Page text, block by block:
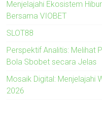
Menjelajahi Ekosistem
Bersama VIOBET
SLOT88
Perspektif Analitis: Melihat
Bola Sbobet secara Jelas
Mosaik Digital: Menjelajahi
2026